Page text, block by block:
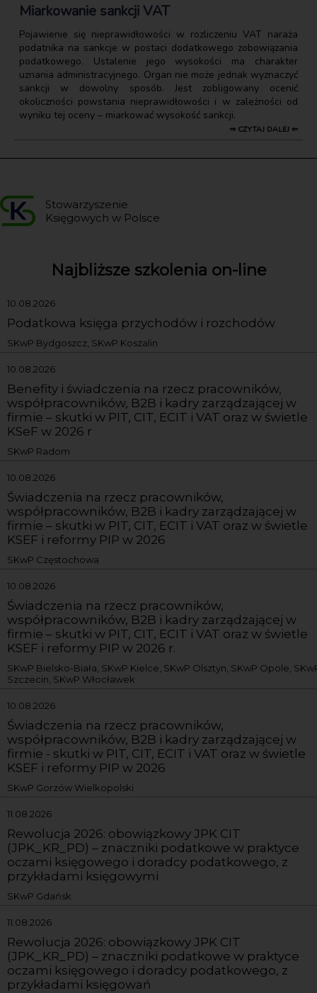
Miarkowanie sankcji VAT
Pojawienie się nieprawidłowości w rozliczeniu VAT naraża
podatnika na sankcje w postaci dodatkowego zobowiązania
podatkowego. Ustalenie jego wysokości ma charakter
uznania administracyjnego. Organ nie może jednak wyznaczyć
sankcji w dowolny sposób. Jest zobligowany ocenić
okoliczności powstania nieprawidłowości i w zależności od
wyniku tej oceny – miarkować wysokość sankcji.
⇒ CZYTAJ DALEJ ⇐
Stowarzyszenie
Księgowych w Polsce
Najbliższe szkolenia on-line
10.08.2026
Podatkowa księga przychodów i rozchodów
SKwP Bydgoszcz, SKwP Koszalin
10.08.2026
Benefity i świadczenia na rzecz pracowników,
współpracowników, B2B i kadry zarządzającej w
firmie – skutki w PIT, CIT, ECIT i VAT oraz w świetle
KSeF w 2026 r
SKwP Radom
10.08.2026
Świadczenia na rzecz pracowników,
współpracowników, B2B i kadry zarządzającej w
firmie – skutki w PIT, CIT, ECIT i VAT oraz w świetle
KSEF i reformy PIP w 2026
SKwP Częstochowa
10.08.2026
Świadczenia na rzecz pracowników,
współpracowników, B2B i kadry zarządzającej w
firmie – skutki w PIT, CIT, ECIT i VAT oraz w świetle
KSEF i reformy PIP w 2026 r.
SKwP Bielsko-Biała, SKwP Kielce, SKwP Olsztyn, SKwP Opole,
Szczecin, SKwP Włocławek
10.08.2026
Świadczenia na rzecz pracowników,
współpracowników, B2B i kadry zarządzającej w
firmie - skutki w PIT, CIT, ECIT i VAT oraz w świetle
KSEF i reformy PIP w 2026
SKwP Gorzów Wielkopolski
11.08.2026
Rewolucja 2026: obowiązkowy JPK CIT
(JPK_KR_PD) – znaczniki podatkowe w praktyce
oczami księgowego i doradcy podatkowego, z
przykładami księgowymi
SKwP Gdańsk
11.08.2026
Rewolucja 2026: obowiązkowy JPK CIT
(JPK_KR_PD) – znaczniki podatkowe w praktyce
oczami księgowego i doradcy podatkowego, z
przykładami księgowań